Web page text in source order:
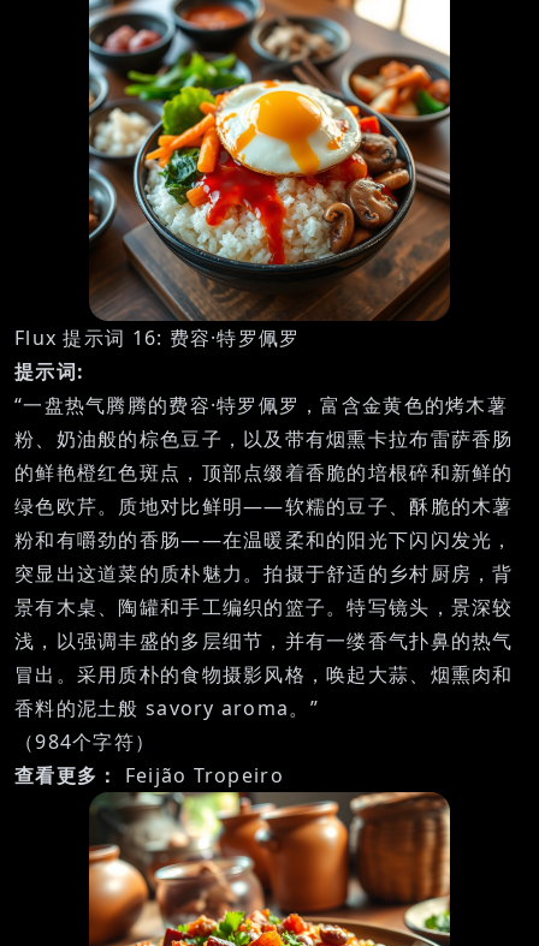
Flux 提示词 16: 费容·特罗佩罗
提示词:
“一盘热气腾腾的费容·特罗佩罗，富含金黄色的烤木薯
粉、奶油般的棕色豆子，以及带有烟熏卡拉布雷萨香肠
的鲜艳橙红色斑点，顶部点缀着香脆的培根碎和新鲜的
绿色欧芹。质地对比鲜明——软糯的豆子、酥脆的木薯
粉和有嚼劲的香肠——在温暖柔和的阳光下闪闪发光，
突显出这道菜的质朴魅力。拍摄于舒适的乡村厨房，背
景有木桌、陶罐和手工编织的篮子。特写镜头，景深较
浅，以强调丰盛的多层细节，并有一缕香气扑鼻的热气
冒出。采用质朴的食物摄影风格，唤起大蒜、烟熏肉和
香料的泥土般 savory aroma。”
（984个字符）
查看更多：
Feijão Tropeiro